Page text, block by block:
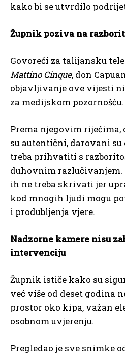
kako bi se utvrdilo
Župnik poziva na
Govoreći za talijansku
Mattino Cinque, don
objavljivanje ove vijesti
za medijskom pozornošću.
Prema njegovim
su autentični, darovani
treba prihvatiti s
duhovnim razlučivanjem.
ih ne treba skrivati jer
kod mnogih ljudi mogu
i produbljenja vjere.
Nadzorne kamere nisu
intervenciju
Župnik ističe kako su
već više od deset godina
prostor oko kipa, važan
osobnom uvjerenju.
Pregledao je sve snimke